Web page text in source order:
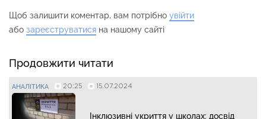
Щоб залишити коментар, вам потрібно увійти
або зареєструватися на нашому сайті
Продовжити читати
АНАЛІТИКА 20:25 15.07.2024
Інклюзивні укриття у школах: досвід